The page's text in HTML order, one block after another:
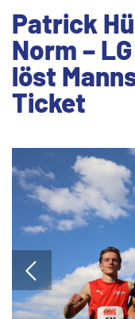
Patrick
Norm –
löst
Ticket